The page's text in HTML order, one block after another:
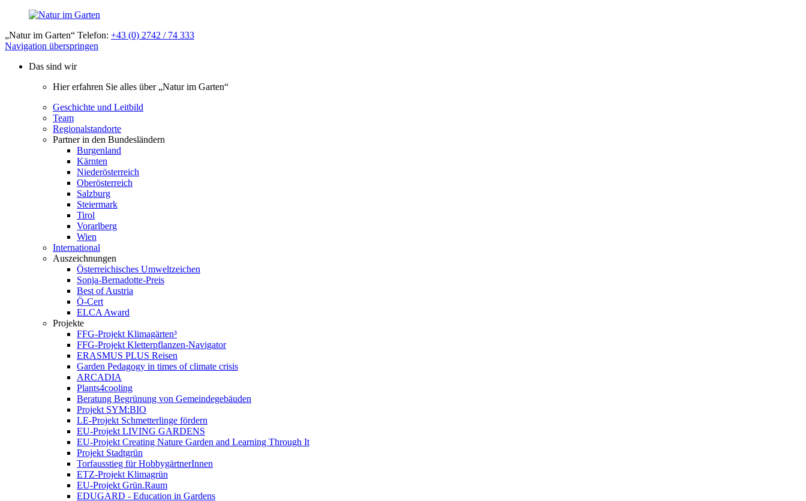
„Natur im Garten“ Telefon: +43 (0) 2742 / 74 333
Navigation überspringen
Das sind wir
Hier erfahren Sie alles über „Natur im Garten“
Geschichte und Leitbild
Team
Regionalstandorte
Partner in den Bundesländern
Burgenland
Kärnten
Niederösterreich
Oberösterreich
Salzburg
Steiermark
Tirol
Vorarlberg
Wien
International
Auszeichnungen
Österreichisches Umweltzeichen
Sonja-Bernadotte-Preis
Best of Austria
Ö-Cert
ELCA Award
Projekte
FFG-Projekt Klimagärten³
FFG-Projekt Kletterpflanzen-Navigator
ERASMUS PLUS Reisen
Garden Pedagogy in times of climate crisis
ARCADIA
Plants4cooling
Beratung Begrünung von Gemeindegebäuden
Projekt SYM:BIO
LE-Projekt Schmetterlinge fördern
EU-Projekt LIVING GARDENS
EU-Projekt Creating Nature Garden and Learning Through It
Projekt Stadtgrün
Torfausstieg für HobbygärtnerInnen
ETZ-Projekt Klimagrün
EU-Projekt Grün.Raum
EDUGARD - Education in Gardens